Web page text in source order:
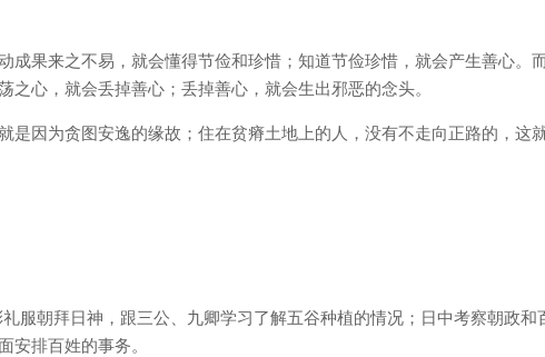
成果来之不易，就会懂得节俭和珍惜；知道节俭珍惜，就会产生善心。
之心，就会丢掉善心；丢掉善心，就会生出邪恶的念头。
是因为贪图安逸的缘故；住在贫瘠土地上的人，没有不走向正路的，这
服朝拜日神，跟三公、九卿学习了解五谷种植的情况；日中考察朝政和
安排百姓的事务。